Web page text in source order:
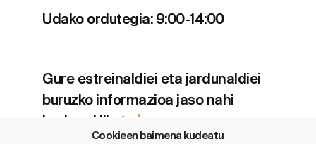
Cookieen baimena kudeatu
Udako ordutegia: 9:00-14:00
Gure estreinaldiei eta jardunaldiei
buruzko informazioa jaso nahi